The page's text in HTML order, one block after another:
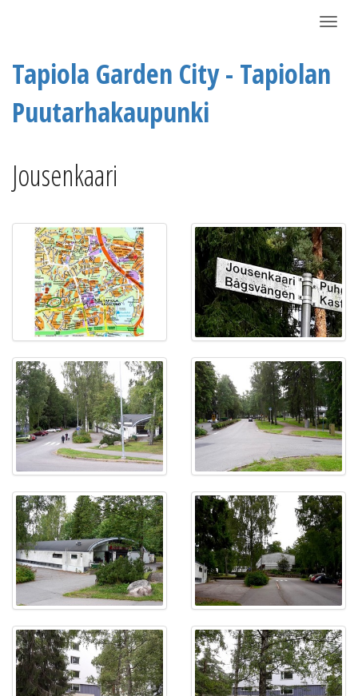
Tapiola Garden City - Tapiolan
Puutarhakaupunki
Jousenkaari